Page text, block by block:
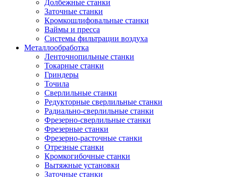
Долбежные станки
Заточные станки
Кромкошлифовальные станки
Ваймы и пресса
Системы фильтрации воздуха
Металлообработка
Ленточнопильные станки
Токарные станки
Гриндеры
Точила
Сверлильные станки
Редукторные сверлильные станки
Радиально-сверлильные станки
Фрезерно-сверлильные станки
Фрезерные станки
Фрезерно-расточные станки
Отрезные станки
Кромкогибочные станки
Вытяжные установки
Заточные станки